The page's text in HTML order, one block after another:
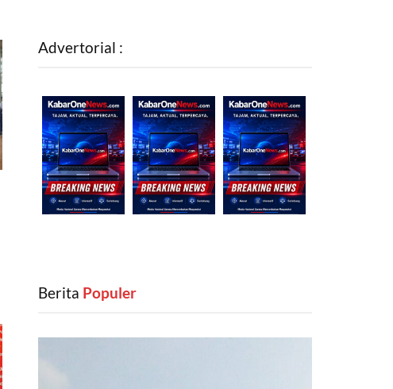
Advertorial :
Berita ‎ Populer